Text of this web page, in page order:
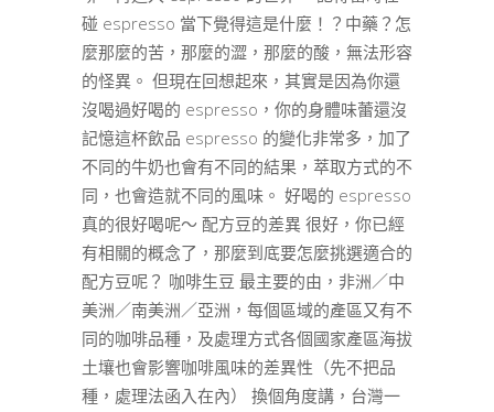
碰 espresso 當下覺得這是什麼！？中藥？怎
麼那麼的苦，那麼的澀，那麼的酸，無法形容
的怪異。 但現在回想起來，其實是因為你還
沒喝過好喝的 espresso，你的身體味蕾還沒
記憶這杯飲品 espresso 的變化非常多，加了
不同的牛奶也會有不同的結果，萃取方式的不
同，也會造就不同的風味。 好喝的 espresso
真的很好喝呢～ 配方豆的差異 很好，你已經
有相關的概念了，那麼到底要怎麼挑選適合的
配方豆呢？ 咖啡生豆 最主要的由，非洲／中
美洲／南美洲／亞洲，每個區域的產區又有不
同的咖啡品種，及處理方式各個國家產區海拔
土壤也會影響咖啡風味的差異性（先不把品
種，處理法函入在內） 換個角度講，台灣一